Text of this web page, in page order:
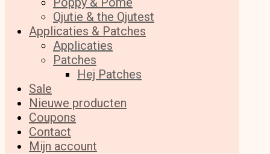
Qjutie & the Qjutest
Applicaties & Patches
Applicaties
Patches
Hej Patches
Sale
Nieuwe producten
Coupons
Contact
Mijn account